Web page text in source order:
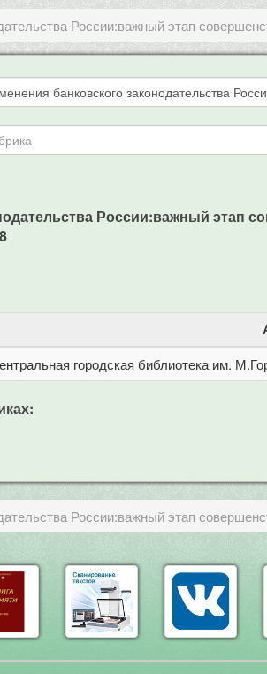
России:важный этап
России:важный этап
городская библиотека им.
России:важный этап